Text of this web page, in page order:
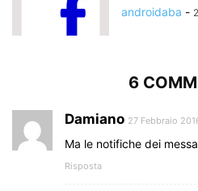
androidaba -
6
Damiano 27 Febbraio
Ma le notifiche dei
Risposta